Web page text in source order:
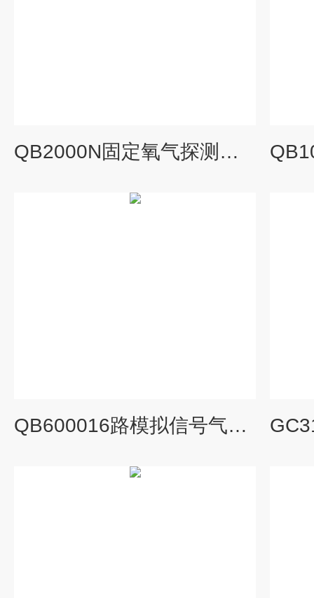
QB2000N固定氧气探测器带现场声光报警
QB600016路模拟信号气体报警控制器